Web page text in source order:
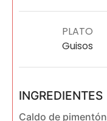
PLATO
Guisos
INGREDIENTES
Caldo de pimentón